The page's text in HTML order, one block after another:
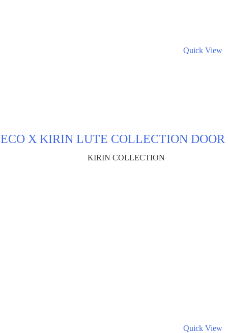
Quick View
X KIRIN LUTE COLLECTION DOOR
KIRIN COLLECTION
Quick View